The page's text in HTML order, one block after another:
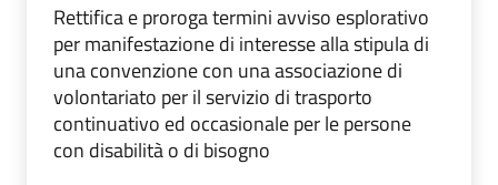
Rettifica e proroga termini avviso esplorativo
per manifestazione di interesse alla stipula di
una convenzione con una associazione di
volontariato per il servizio di trasporto
continuativo ed occasionale per le persone
con disabilità o di bisogno